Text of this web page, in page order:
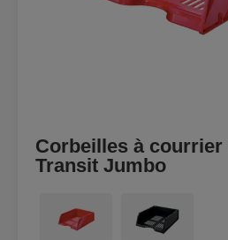
Corbeilles à courrier
Transit Jumbo